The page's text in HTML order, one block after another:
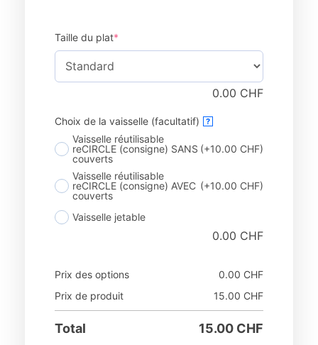
Taille du plat*
0.00 CHF
Choix de la vaisselle (facultatif) ?
Vaisselle réutilisable
reCIRCLE (consigne) SANS
couverts
(+10.00 CHF)
Vaisselle réutilisable
reCIRCLE (consigne) AVEC
couverts
(+10.00 CHF)
Vaisselle jetable
0.00 CHF
Prix des options 0.00 CHF
Prix de produit
15.00 CHF
Total 15.00 CHF